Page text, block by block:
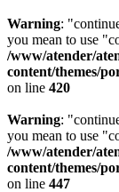
Warning:
you mean to use
/www/atender/
content/themes/
on line 420
Warning:
you mean to use
/www/atender/
content/themes/
on line 447